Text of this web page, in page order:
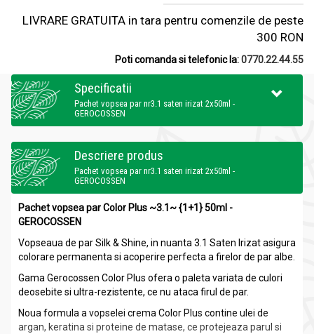
LIVRARE GRATUITA in tara pentru comenzile de peste
300 RON
Poti comanda si telefonic la:0770.22.44.55
Specificatii
Pachet vopsea par nr3.1 saten irizat 2x50ml -
GEROCOSSEN
Descriere produs
Pachet vopsea par nr3.1 saten irizat 2x50ml -
GEROCOSSEN
Pachet vopsea par Color Plus ~3.1~ {1+1} 50ml -
GEROCOSSEN
Vopseaua de par Silk & Shine, in nuanta 3.1 Saten Irizat asigura
colorare permanenta si acoperire perfecta a firelor de par albe.
Gama Gerocossen Color Plus ofera o paleta variata de culori
deosebite si ultra-rezistente, ce nu ataca firul de par.
Noua formula a vopselei crema Color Plus contine ulei de
argan, keratina si proteine de matase, ce protejeaza parul si